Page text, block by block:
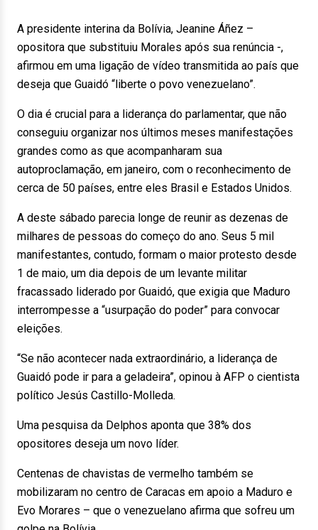
A presidente interina da Bolívia, Jeanine Áñez –
opositora que substituiu Morales após sua renúncia -,
afirmou em uma ligação de vídeo transmitida ao país que
deseja que Guaidó “liberte o povo venezuelano”.
O dia é crucial para a liderança do parlamentar, que não
conseguiu organizar nos últimos meses manifestações
grandes como as que acompanharam sua
autoproclamação, em janeiro, com o reconhecimento de
cerca de 50 países, entre eles Brasil e Estados Unidos.
A deste sábado parecia longe de reunir as dezenas de
milhares de pessoas do começo do ano. Seus 5 mil
manifestantes, contudo, formam o maior protesto desde
1 de maio, um dia depois de um levante militar
fracassado liderado por Guaidó, que exigia que Maduro
interrompesse a “usurpação do poder” para convocar
eleições.
“Se não acontecer nada extraordinário, a liderança de
Guaidó pode ir para a geladeira”, opinou à AFP o cientista
político Jesús Castillo-Molleda.
Uma pesquisa da Delphos aponta que 38% dos
opositores deseja um novo líder.
Centenas de chavistas de vermelho também se
mobilizaram no centro de Caracas em apoio a Maduro e
Evo Morares – que o venezuelano afirma que sofreu um